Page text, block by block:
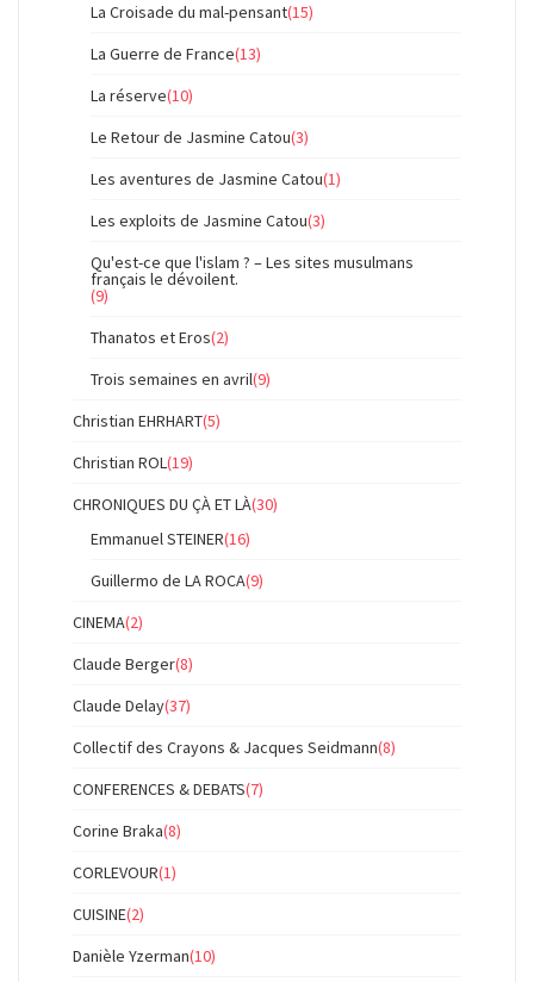
La Croisade du mal-pensant(15)
La Guerre de France(13)
La réserve(10)
Le Retour de Jasmine Catou(3)
Les aventures de Jasmine Catou(1)
Les exploits de Jasmine Catou(3)
Qu'est-ce que l'islam ? – Les sites musulmans
français le dévoilent.
(9)
Thanatos et Eros(2)
Trois semaines en avril(9)
Christian EHRHART(5)
Christian ROL(19)
CHRONIQUES DU ÇÀ ET LÀ(30)
Emmanuel STEINER(16)
Guillermo de LA ROCA(9)
CINEMA(2)
Claude Berger(8)
Claude Delay(37)
Collectif des Crayons & Jacques Seidmann(8)
CONFERENCES & DEBATS(7)
Corine Braka(8)
CORLEVOUR(1)
CUISINE(2)
Danièle Yzerman(10)